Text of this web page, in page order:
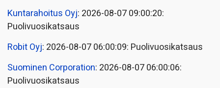
Kuntarahoitus Oyj: 2026-08-07 09:00:20:
Puolivuosikatsaus
Robit Oyj: 2026-08-07 06:00:09: Puolivuosikatsaus
Suominen Corporation: 2026-08-07 06:00:06:
Puolivuosikatsaus